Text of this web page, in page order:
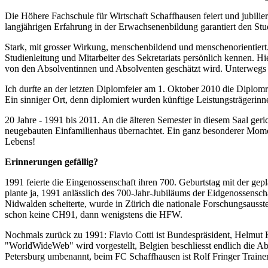
Die Höhere Fachschule für Wirtschaft Schaffhausen feiert und
langjährigen Erfahrung in der Erwachsenenbildung garantiert den
Stark, mit grosser Wirkung, menschenbildend und
Studienleitung und Mitarbeiter des Sekretariats persönlich kennen.
von den Absolventinnen und Absolventen geschätzt wird.
Ich durfte an der letzten Diplomfeier am 1. Oktober 2010 die
Ein sinniger Ort, denn diplomiert wurden künftige
20 Jahre - 1991 bis 2011. An die älteren Semester in diesem Saal
neugebauten Einfamilienhaus übernachtet. Ein ganz besonderer
Lebens!
Erinnerungen gefällig?
1991 feierte die Eingenossenschaft ihren 700. Geburtstag mit der
plante ja, 1991 anlässlich des 700-Jahr-Jubiläums der
Nidwalden scheiterte, wurde in Zürich die nationale
schon keine CH91, dann wenigstens die HFW.
Nochmals zurück zu 1991: Flavio Cotti ist Bundespräsident,
"WorldWideWeb" wird vorgestellt, Belgien beschliesst endlich die
Petersburg umbenannt, beim FC Schaffhausen ist Rolf Fringer